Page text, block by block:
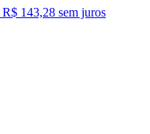
R$ 143,28 sem juros